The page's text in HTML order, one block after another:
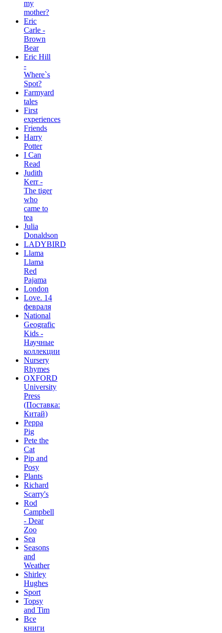
my
mother?
Eric
Carle -
Brown
Bear
Eric Hill
-
Where`s
Spot?
Farmyard
tales
First
experiences
Friends
Harry
Potter
I Can
Read
Judith
Kerr -
The tiger
who
came to
tea
Julia
Donaldson
LADYBIRD
Llama
Llama
Red
Pajama
London
Love. 14
февраля
National
Geografic
Kids -
Научные
коллекции
Nursery
Rhymes
OXFORD
University
Press
(Поставка:
Китай)
Peppa
Pig
Pete the
Сat
Pip and
Posy
Plants
Richard
Scarry's
Rod
Campbell
- Dear
Zoo
Sea
Seasons
and
Weather
Shirley
Hughes
Sport
Topsy
and Tim
Все
книги